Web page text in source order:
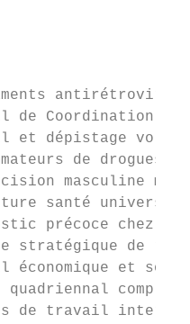
antirétroviraux
Coordination du
dépistage
de drogues
masculine
santé
précoce chez le
stratégique de
économique et
de travail inter-